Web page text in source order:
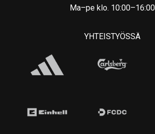
Ma–pe klo. 10:00–16:00
YHTEISTYÖSSÄ